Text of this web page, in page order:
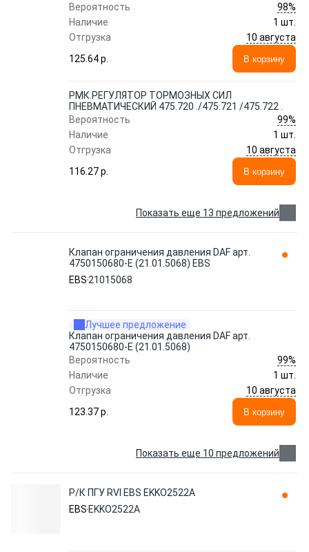
Вероятность
98%
Наличие
1 шт.
Отгрузка
10 августа
125.64 p.
В корзину
РМК.РЕГУЛЯТОР ТОРМОЗНЫХ СИЛ
ПНЕВМАТИЧЕСКИЙ 475.720 ./475.721 /475.722 .
Вероятность
99%
Наличие
1 шт.
Отгрузка
10 августа
116.27 p.
В корзину
Показать еще 13 предложений
Клапан ограничения давления DAF арт.
4750150680-E (21.01.5068) EBS
EBS 21015068
Лучшее предложение
Клапан ограничения давления DAF арт.
4750150680-E (21.01.5068)
Вероятность
99%
Наличие
1 шт.
Отгрузка
10 августа
123.37 p.
В корзину
Показать еще 10 предложений
Р/К ПГУ RVI EBS EKKO2522A
EBS EKKO2522A